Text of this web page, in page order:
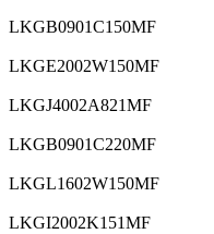
LKGB0901C150MF
LKGE2002W150MF
LKGJ4002A821MF
LKGB0901C220MF
LKGL1602W150MF
LKGI2002K151MF